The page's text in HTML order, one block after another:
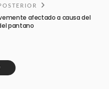
afectado a causa del
pantano